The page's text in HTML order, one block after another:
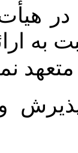
هیأت
به
متعهد